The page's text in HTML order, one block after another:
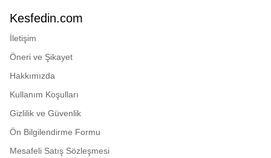
Kesfedin.com
İletişim
Öneri ve Şikayet
Hakkımızda
Kullanım Koşulları
Gizlilik ve Güvenlik
Ön Bilgilendirme Formu
Mesafeli Satış Sözleşmesi